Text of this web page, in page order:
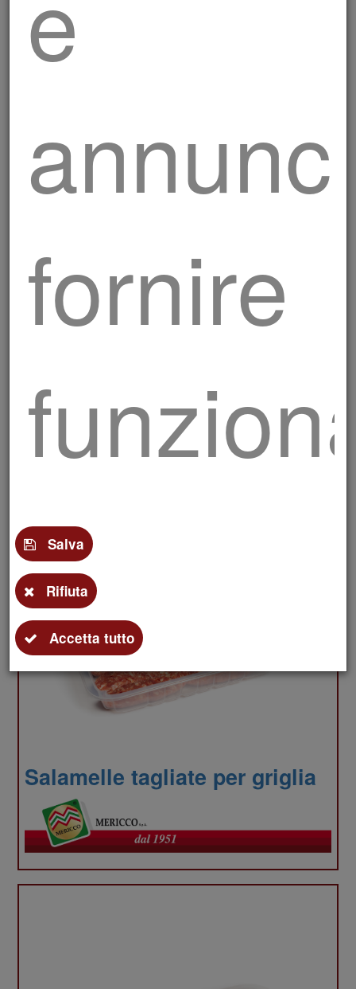
Salamelle
Salamelle tagliate per griglia
fornire
per i
social
media
Salva
Rifiuta
Accetta tutto